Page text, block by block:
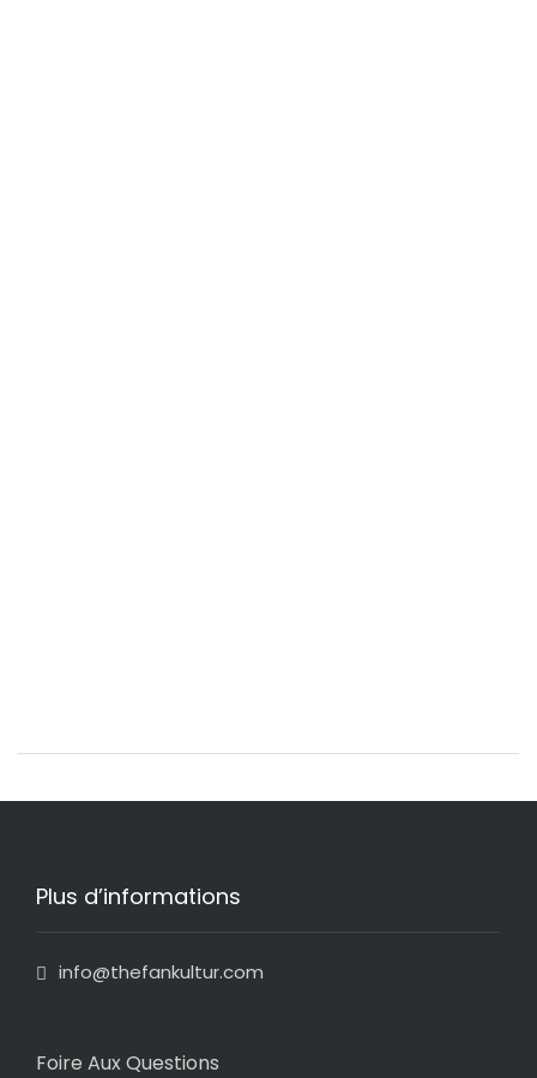
Plus d’informations
info@thefankultur.com
Foire Aux Questions